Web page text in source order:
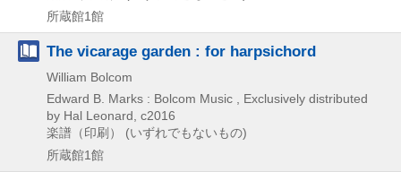
所蔵館1館
The vicarage garden : for harpsichord
William Bolcom
Edward B. Marks : Bolcom Music , Exclusively distributed
by Hal Leonard, c2016
楽譜（印刷） (いずれでもないもの)
所蔵館1館